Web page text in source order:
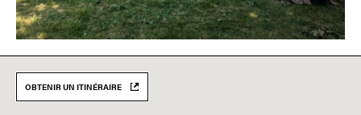
OBTENIR UN ITINÉRAIRE